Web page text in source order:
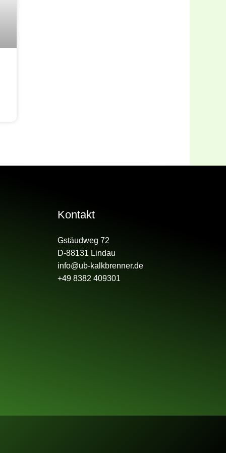
Kontakt
Gstäudweg 72
D-88131 Lindau
info@ub-kalkbrenner.de
+49 8382 409301